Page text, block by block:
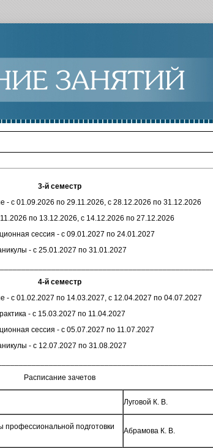
3-й семестр
- с 01.09.2026 по 29.11.2026, с 28.12.2026 по 31.12.2026
по 13.12.2026, с 14.12.2026 по 27.12.2026
сессия - с 09.01.2027 по 24.01.2027
- с 25.01.2027 по 31.01.2027
4-й семестр
- с 01.02.2027 по 14.03.2027, с 12.04.2027 по 04.07.2027
- с 15.03.2027 по 11.04.2027
сессия - с 05.07.2027 по 11.07.2027
- с 12.07.2027 по 31.08.2027
Расписание зачетов
Луговой К. В.
профессиональной подготовки
Абрамова К. В.